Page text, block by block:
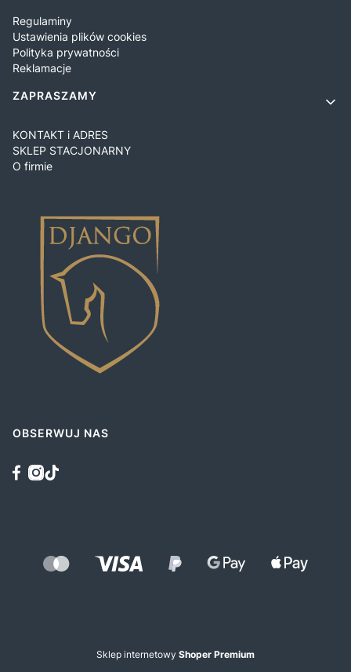
Regulaminy
Ustawienia plików cookies
Polityka prywatności
Reklamacje
ZAPRASZAMY
KONTAKT i ADRES
SKLEP STACJONARNY
O firmie
OBSERWUJ NAS
Sklep internetowy Shoper Premium